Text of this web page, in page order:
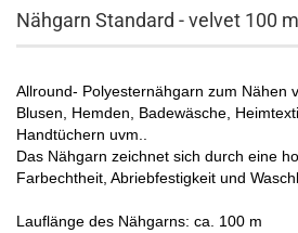
Nähgarn Standard - velvet 100 m
Allround- Polyesternähgarn zum Nähen
Blusen, Hemden, Badewäsche,
Handtüchern uvm..
Das Nähgarn zeichnet sich durch eine
Farbechtheit, Abriebfestigkeit und
Lauflänge des Nähgarns: ca. 100 m